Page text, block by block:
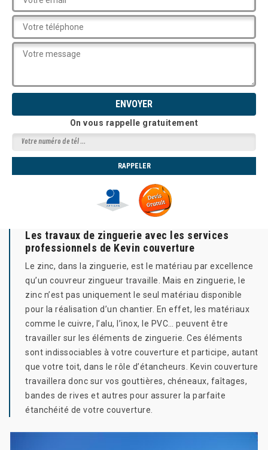
On vous rappelle gratuitement
Les travaux de zinguerie avec les services
professionnels de Kevin couverture
Le zinc, dans la zinguerie, est le matériau par excellence
qu’un couvreur zingueur travaille. Mais en zinguerie, le
zinc n’est pas uniquement le seul matériau disponible
pour la réalisation d’un chantier. En effet, les matériaux
comme le cuivre, l’alu, l’inox, le PVC… peuvent être
travailler sur les éléments de zinguerie. Ces éléments
sont indissociables à votre couverture et participe, autant
que votre toit, dans le rôle d’étancheurs. Kevin couverture
travaillera donc sur vos gouttières, chéneaux, faîtages,
bandes de rives et autres pour assurer la parfaite
étanchéité de votre couverture.